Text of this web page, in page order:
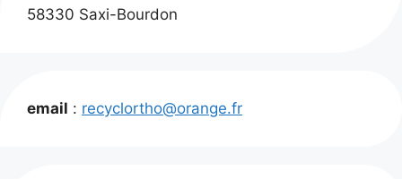
58330 Saxi-Bourdon
email : recyclortho@orange.fr